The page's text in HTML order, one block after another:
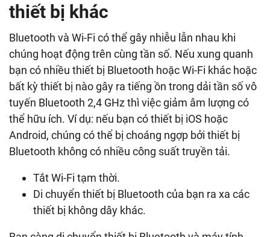
thiết bị khác
Bluetooth và Wi-Fi có thể gây nhiễu lẫn nhau khi
chúng hoạt động trên cùng tần số. Nếu xung quanh
bạn có nhiều thiết bị Bluetooth hoặc Wi-Fi khác hoặc
bất kỳ thiết bị nào gây ra tiếng ồn trong dải tần số vô
tuyến Bluetooth 2,4 GHz thì việc giảm âm lượng có
thể hữu ích. Ví dụ: nếu bạn có thiết bị iOS hoặc
Android, chúng có thể bị choáng ngợp bởi thiết bị
Bluetooth không có nhiều công suất truyền tải.
Tắt Wi-Fi tạm thời.
Di chuyển thiết bị Bluetooth của bạn ra xa các
thiết bị không dây khác.